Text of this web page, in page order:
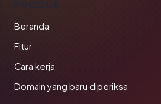
PRODUK
Beranda
Fitur
Cara kerja
Domain yang baru diperiksa